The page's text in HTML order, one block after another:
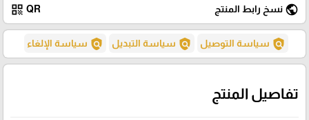
public نسخ رابط المنتج QR
qr_code
policy سياسة التوصيل policy سياسة التبديل policy سياسة الإلغاء
تفاصيل المنتج